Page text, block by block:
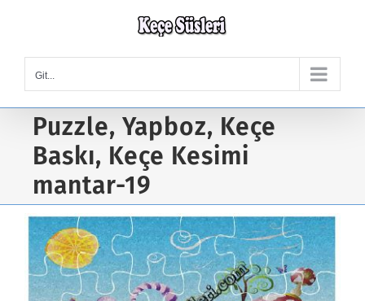
content
Git...
Puzzle, Yapboz, Keçe
Baskı, Keçe Kesimi
mantar-19